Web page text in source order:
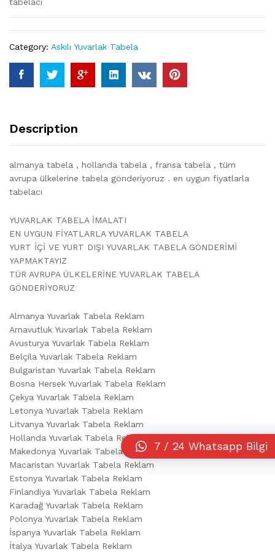
Category: Askılı Yuvarlak Tabela
Description
almanya tabela , hollanda tabela , fransa tabela , tüm
avrupa ülkelerine tabela gönderiyoruz . en uygun fiyatlarla
tabelacı
YUVARLAK TABELA İMALATI
EN UYGUN FİYATLARLA YUVARLAK TABELA
YURT İÇİ VE YURT DIŞI YUVARLAK TABELA GÖNDERİMİ
YAPMAKTAYIZ
TÜR AVRUPA ÜLKELERİNE YUVARLAK TABELA
GÖNDERİYORUZ
Almanya Yuvarlak Tabela Reklam
Arnavutluk Yuvarlak Tabela Reklam
Avusturya Yuvarlak Tabela Reklam
Belçila Yuvarlak Tabela Reklam
Bulgaristan Yuvarlak Tabela Reklam
Bosna Hersek Yuvarlak Tabela Reklam
Çekya Yuvarlak Tabela Reklam
Letonya Yuvarlak Tabela Reklam
Litvanya Yuvarlak Tabela Reklam
Hollanda Yuvarlak Tabela Reklam
Makedonya Yuvarlak Tabela Reklam
Macaristan Yuvarlak Tabela Reklam
Estonya Yuvarlak Tabela Reklam
Finlandiya Yuvarlak Tabela Reklam
Karadağ Yuvarlak Tabela Reklam
Polonya Yuvarlak Tabela Reklam
İspanya Yuvarlak Tabela Reklam
İtalya Yuvarlak Tabela Reklam
7 / 24 Whatsapp Bilgi